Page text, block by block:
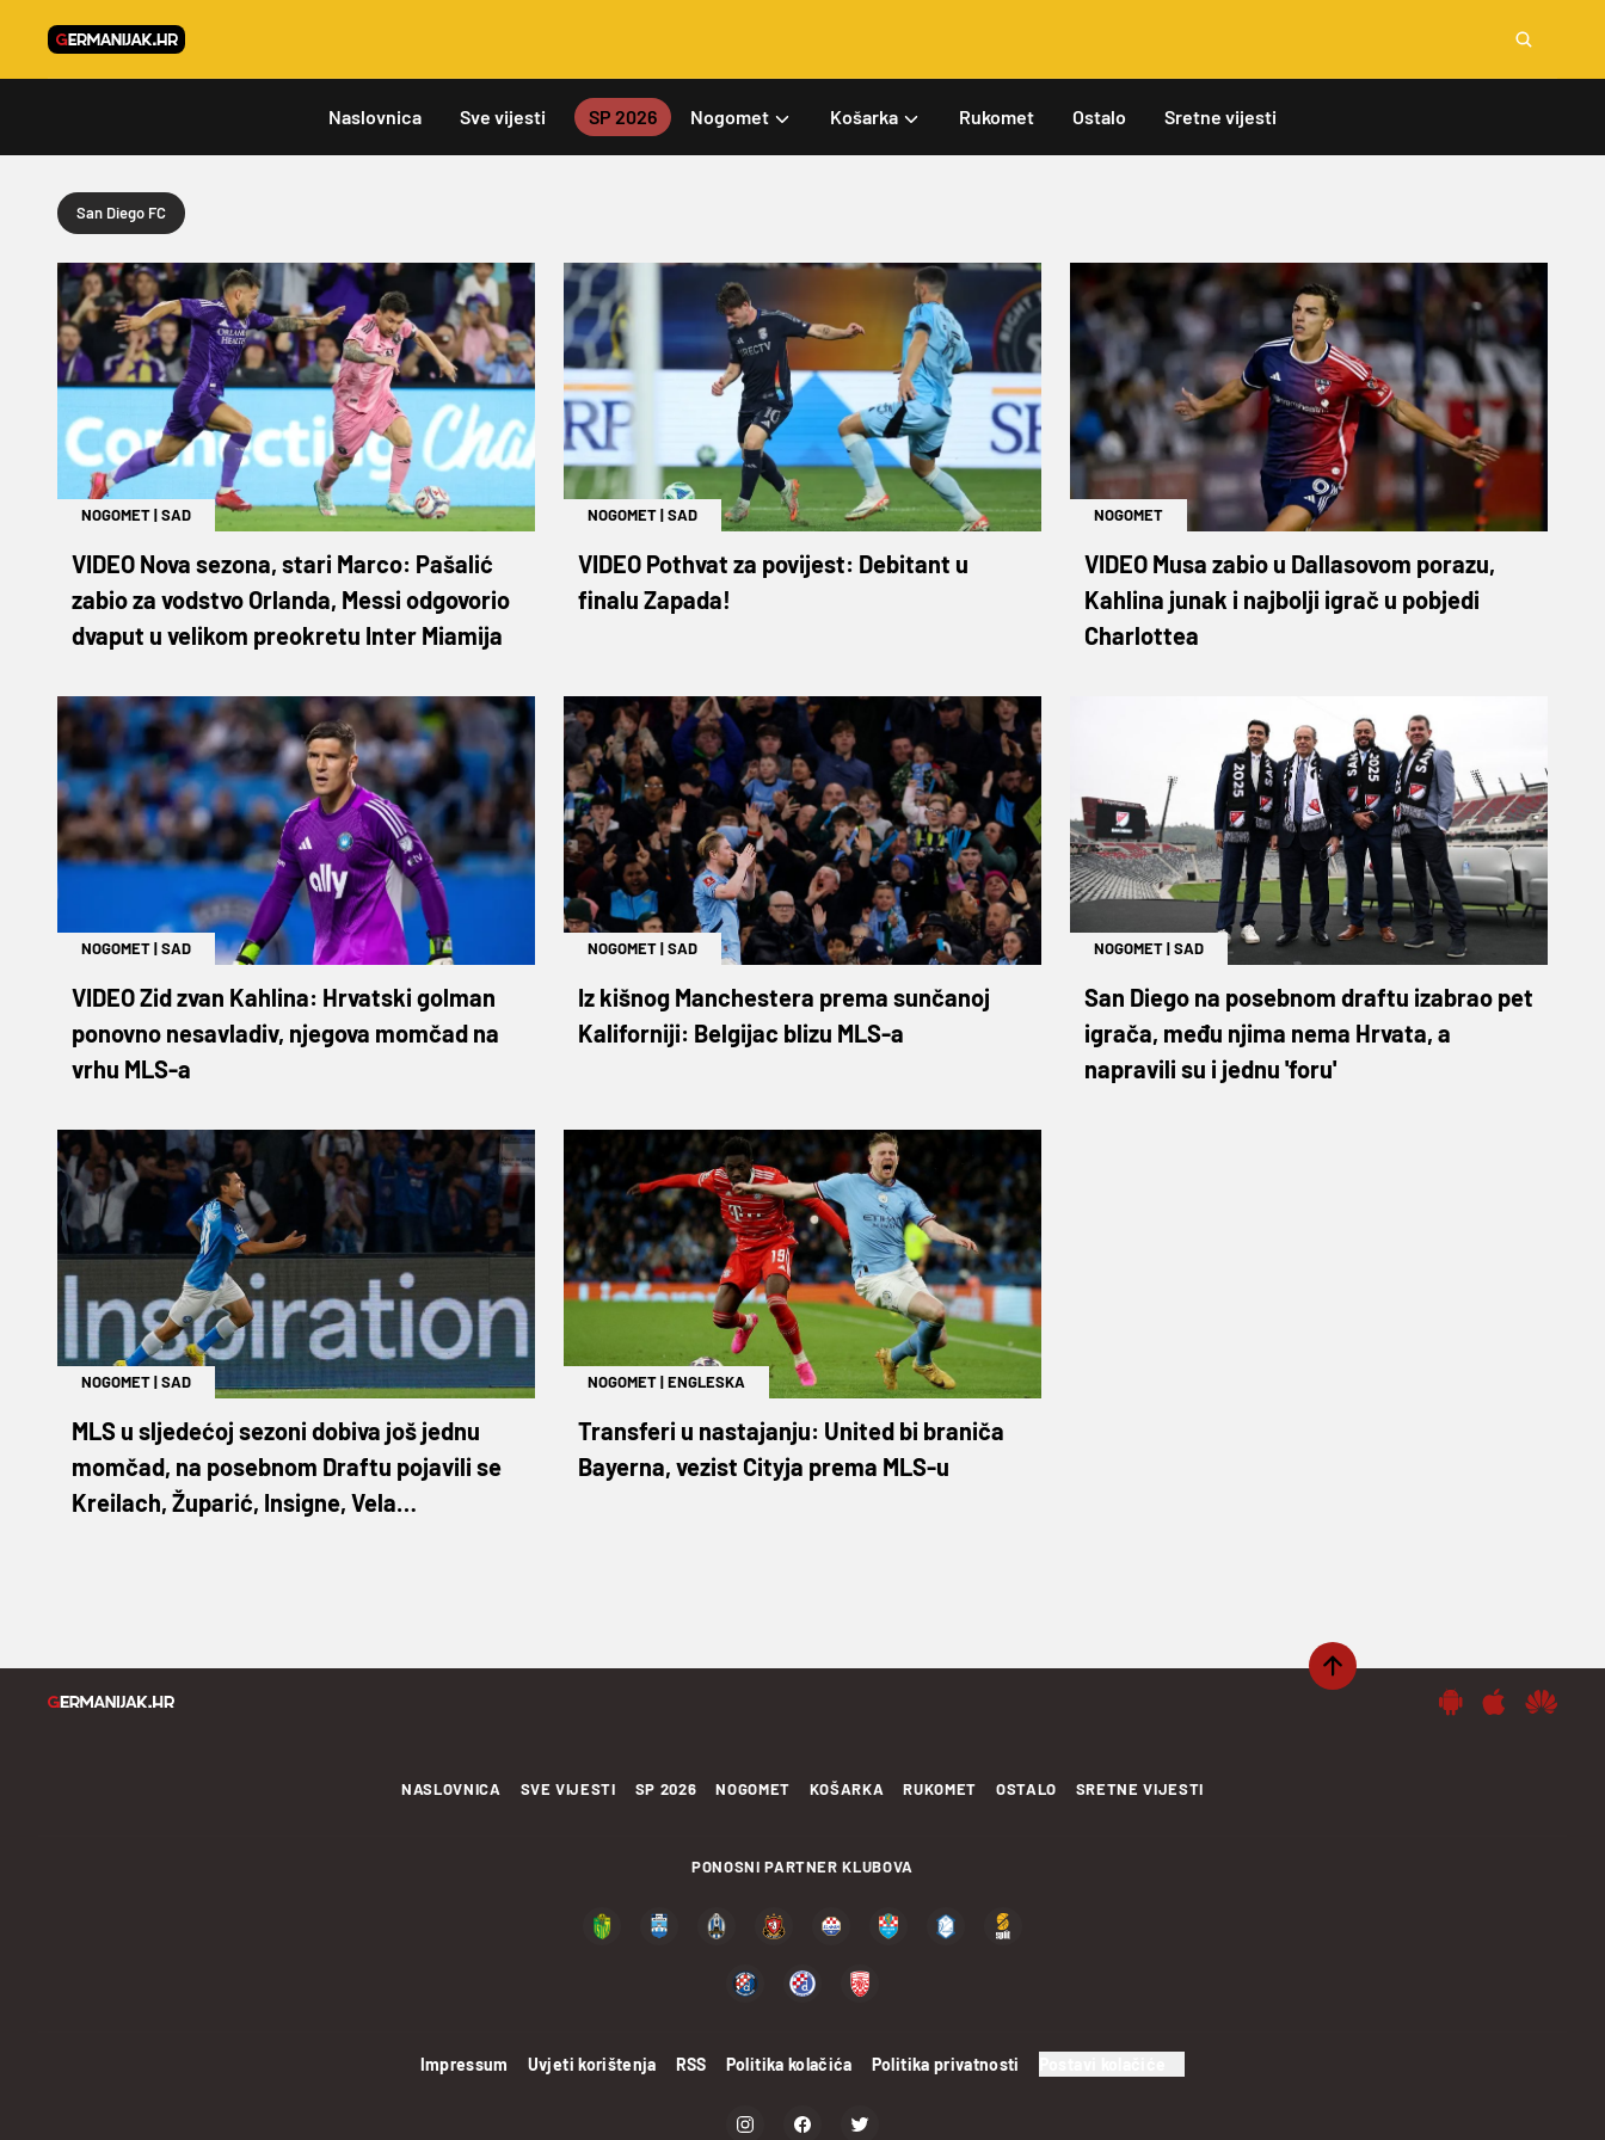
Naslovnica Sve vijesti SP 2026 Nogomet Košarka Rukomet Ostalo Sretne vijesti
San Diego FC
NOGOMET|SAD
VIDEO Nova sezona, stari Marco: Pašalić
zabio za vodstvo Orlanda, Messi odgovorio
dvaput u velikom preokretu Inter Miamija
NOGOMET|SAD
VIDEO Pothvat za povijest: Debitant u
finalu Zapada!
NOGOMET
VIDEO Musa zabio u Dallasovom porazu,
Kahlina junak i najbolji igrač u pobjedi
Charlottea
NOGOMET|SAD
VIDEO Zid zvan Kahlina: Hrvatski golman
ponovno nesavladiv, njegova momčad na
vrhu MLS-a
NOGOMET|SAD
Iz kišnog Manchestera prema sunčanoj
Kaliforniji: Belgijac blizu MLS-a
NOGOMET|SAD
San Diego na posebnom draftu izabrao pet
igrača, među njima nema Hrvata, a
napravili su i jednu 'foru'
NOGOMET|SAD
MLS u sljedećoj sezoni dobiva još jednu
momčad, na posebnom Draftu pojavili se
Kreilach, Župarić, Insigne, Vela…
NOGOMET|ENGLESKA
Transferi u nastajanju: United bi braniča
Bayerna, vezist Cityja prema MLS-u
NASLOVNICA SVE VIJESTI SP 2026 NOGOMET KOŠARKA RUKOMET OSTALO SRETNE VIJESTI
PONOSNI PARTNER KLUBOVA
Impressum Uvjeti korištenja RSS Politika kolačića Politika privatnosti